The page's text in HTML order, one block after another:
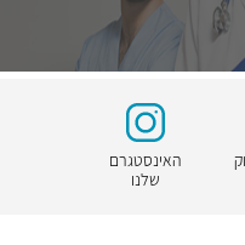
האינסטגרם
שלנו